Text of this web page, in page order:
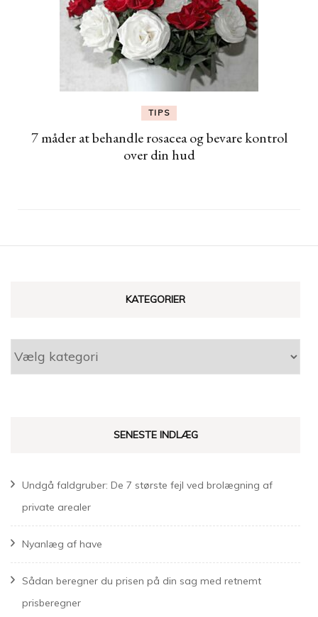
TIPS
7 måder at behandle rosacea og bevare kontrol
over din hud
KATEGORIER
Kategorier
SENESTE INDLÆG
Undgå faldgruber: De 7 største fejl ved brolægning af
private arealer
Nyanlæg af have
Sådan beregner du prisen på din sag med retnemt
prisberegner